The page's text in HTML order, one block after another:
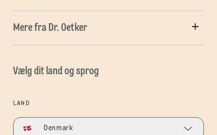
Mere fra Dr. Oetker
Vælg dit land og sprog
LAND
Denmark